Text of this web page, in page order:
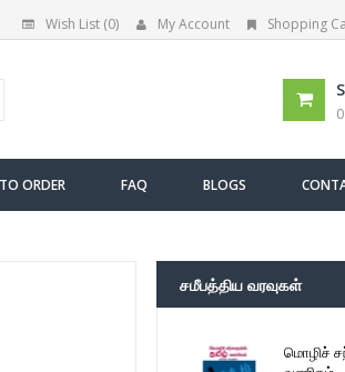
Wish List (0) My Account Shopping
ORDER FAQ BLOGS
சமீபத்திய வரவுகள்
மொழிச்